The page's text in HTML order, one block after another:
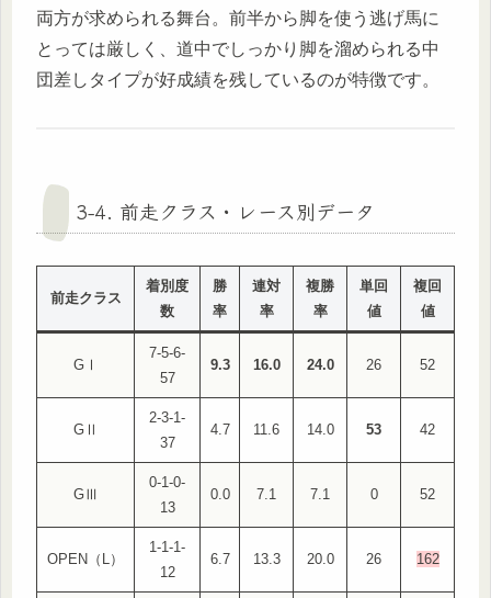
両方が求められる舞台。前半から脚を使う逃げ馬に
とっては厳しく、道中でしっかり脚を溜められる中
団差しタイプが好成績を残しているのが特徴です。
3-4. 前走クラス・レース別データ
前走クラス
着別度
数
勝
率
連対
率
複勝
率
単回
値
複回
値
GⅠ
7-5-6-
57
9.3 16.0 24.0 26 52
GⅡ
2-3-1-
37
4.7 11.6 14.0 53 42
GⅢ
0-1-0-
13
0.0 7.1 7.1 0 52
OPEN（L）
1-1-1-
12
6.7 13.3 20.0 26 162